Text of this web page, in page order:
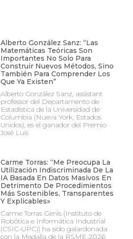
Alberto González Sanz: “Las
Matemáticas Teóricas Son
Importantes No Solo Para
Construir Nuevos Métodos, Sino
También Para Comprender Los
Que Ya Existen”
Alberto González Sanz, assistant
professor del Departamento de
Estadística de la Universidad de
Columbia (Nueva York, Estados
Unidos), es el ganador del Premio
José Luis
Carme Torras: “Me Preocupa La
Utilización Indiscriminada De La
IA Basada En Datos Masivos En
Detrimento De Procedimientos
Más Sostenibles, Transparentes
Y Explicables»
Carme Torras Genís (Instituto de
Robótica e Informática Industrial
(CSIC-UPC)) ha sido galardonada
con la Medalla de la RSME 2026